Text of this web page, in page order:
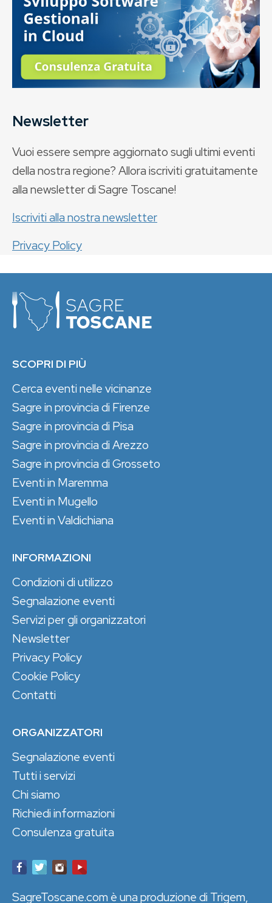
Newsletter
Vuoi essere sempre aggiornato sugli ultimi eventi
della nostra regione? Allora iscriviti gratuitamente
alla newsletter di Sagre Toscane!
Iscriviti alla nostra newsletter
Privacy Policy
SCOPRI DI PIÙ
Cerca eventi nelle vicinanze
Sagre in provincia di Firenze
Sagre in provincia di Pisa
Sagre in provincia di Arezzo
Sagre in provincia di Grosseto
Eventi in Maremma
Eventi in Mugello
Eventi in Valdichiana
INFORMAZIONI
Condizioni di utilizzo
Segnalazione eventi
Servizi per gli organizzatori
Newsletter
Privacy Policy
Cookie Policy
Contatti
ORGANIZZATORI
Segnalazione eventi
Tutti i servizi
Chi siamo
Richiedi informazioni
Consulenza gratuita
SagreToscane.com è una produzione di Trigem,